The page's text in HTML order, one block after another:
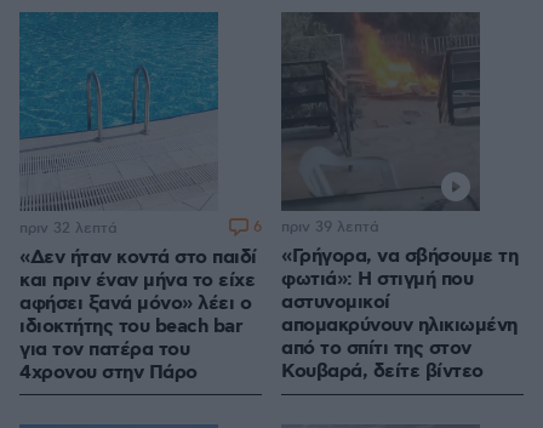
«Δεν ήταν κοντά στο παιδί
και πριν έναν μήνα το είχε
αφήσει ξανά μόνο» λέει ο
ιδιοκτήτης του beach bar
για τον πατέρα του
4χρονου στην Πάρο
πριν 32 λεπτά 6
«Γρήγορα, να σβήσουμε τη
φωτιά»: Η στιγμή που
αστυνομικοί
απομακρύνουν ηλικιωμένη
από το σπίτι της στον
Κουβαρά, δείτε βίντεο
πριν 39 λεπτά